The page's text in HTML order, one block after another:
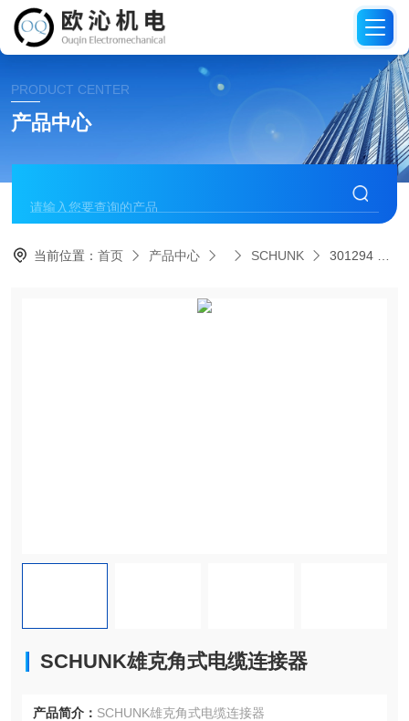
PRODUCT CENTER
产品中心
当前位置：首页 产品中心 SCHUNK 301294 KAS-19B-K-90-CSCHUNK雄克角式电缆连接器
SCHUNK雄克角式电缆连接器
产品简介： SCHUNK雄克角式电缆连接器